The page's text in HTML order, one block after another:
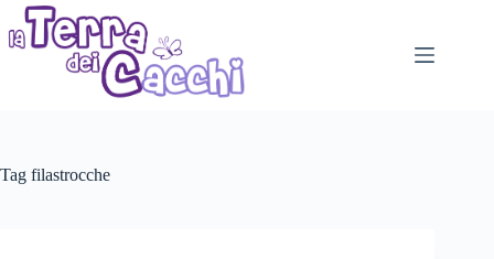
Salta
al
contenuto
Tag filastrocche